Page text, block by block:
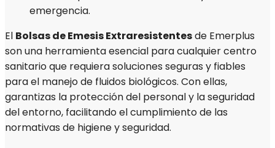
emergencia.
El Bolsas de Emesis Extraresistentesde Emerplus
son una herramienta esencial para cualquier centro
sanitario que requiera soluciones seguras y fiables
para el manejo de fluidos biológicos. Con ellas,
garantizas la protección del personal y la seguridad
del entorno, facilitando el cumplimiento de las
normativas de higiene y seguridad.